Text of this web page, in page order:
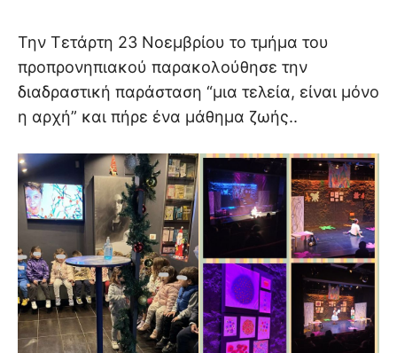
Την Τετάρτη 23 Νοεμβρίου το τμήμα του
προπρονηπιακού παρακολούθησε την
διαδραστική παράσταση “μια τελεία, είναι μόνο
η αρχή” και πήρε ένα μάθημα ζωής..